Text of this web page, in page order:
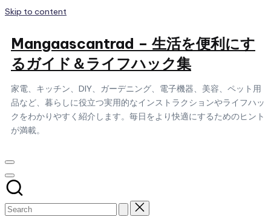
Skip to content
Mangaascantrad – 生活を便利にす
るガイド＆ライフハック集
家電、キッチン、DIY、ガーデニング、電子機器、美容、ペット用
品など、暮らしに役立つ実用的なインストラクションやライフハッ
クをわかりやすく紹介します。毎日をより快適にするためのヒント
が満載。